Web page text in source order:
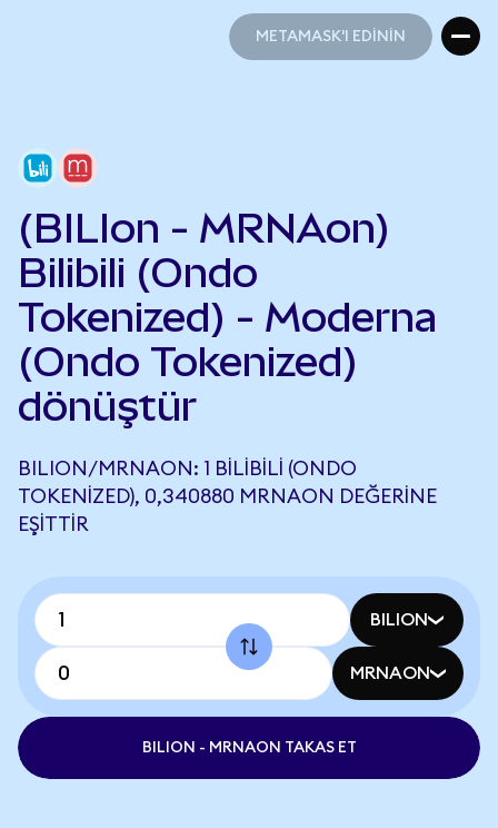
METAMASK'I EDİNİN
(BILIon - MRNAon)
Bilibili (Ondo
Tokenized) - Moderna
(Ondo Tokenized)
dönüştür
BILION/MRNAON: 1 BILIBILI (ONDO
TOKENIZED), 0,340880 MRNAON DEĞERINE
EŞITTIR
BILION
MRNAON
BILION - MRNAON TAKAS ET